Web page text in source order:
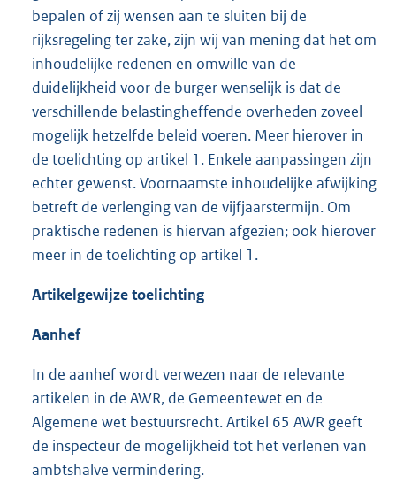
bepalen of zij wensen aan te sluiten bij de
rijksregeling ter zake, zijn wij van mening dat het om
inhoudelijke redenen en omwille van de
duidelijkheid voor de burger wenselijk is dat de
verschillende belastingheffende overheden zoveel
mogelijk hetzelfde beleid voeren. Meer hierover in
de toelichting op artikel 1. Enkele aanpassingen zijn
echter gewenst. Voornaamste inhoudelijke afwijking
betreft de verlenging van de vijfjaarstermijn. Om
praktische redenen is hiervan afgezien; ook hierover
meer in de toelichting op artikel 1.
Artikelgewijze toelichting
Aanhef
In de aanhef wordt verwezen naar de relevante
artikelen in de AWR, de Gemeentewet en de
Algemene wet bestuursrecht. Artikel 65 AWR geeft
de inspecteur de mogelijkheid tot het verlenen van
ambtshalve vermindering.